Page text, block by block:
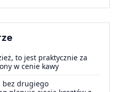
to jest praktycznie za
w cenie kawy
bez drugiego